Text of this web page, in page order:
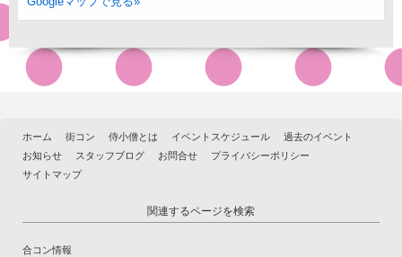
ホーム 街コン 侍小僧とは イベントスケジュール
過去のイベント
お知らせ
スタッフブログ お問合せ
プライバシーポリシー
サイトマップ
関連するページを検索
合コン情報